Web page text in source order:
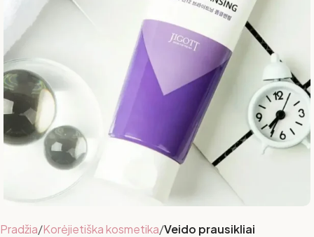
Pradžia Korėjietiška kosmetika Veido prausikliai